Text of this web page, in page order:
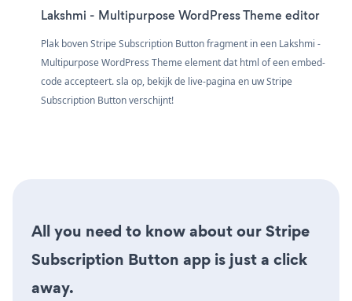
Lakshmi - Multipurpose WordPress Theme editor
Plak boven Stripe Subscription Button fragment in een Lakshmi -
Multipurpose WordPress Theme element dat html of een embed-
code accepteert. sla op, bekijk de live-pagina en uw Stripe
Subscription Button verschijnt!
All you need to know about our Stripe
Subscription Button app is just a click
away.